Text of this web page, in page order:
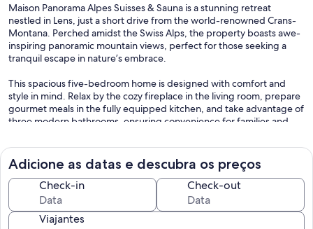
Maison Panorama Alpes Suisses & Sauna is a stunning retreat
nestled in Lens, just a short drive from the world-renowned Crans-
Montana. Perched amidst the Swiss Alps, the property boasts awe-
inspiring panoramic mountain views, perfect for those seeking a
tranquil escape in nature’s embrace.
This spacious five-bedroom home is designed with comfort and
style in mind. Relax by the cozy fireplace in the living room, prepare
gourmet meals in the fully equipped kitchen, and take advantage of
three modern bathrooms, ensuring convenience for families and
and stress-free.
Step outside and discover a paradise for outdoor enthusiasts—
surrounded by hiking trails, ski slopes, and breathtaking landscapes.
Whether you're exploring nearby Crans-Montana’s shops,
restaurants, and cultural events or simply soaking in the serenity of
the Alps, this home is your gateway to unforgettable adventures.
Adicione as datas e descubra os preços
Check-in Check-out
Viajantes